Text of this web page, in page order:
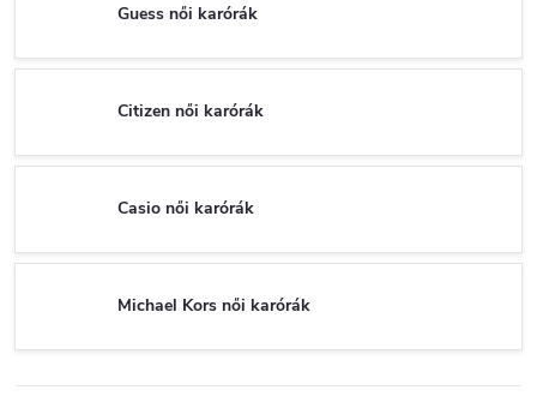
Guess női karórák
Citizen női karórák
Casio női karórák
Michael Kors női karórák